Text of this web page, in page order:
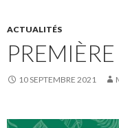
ACTUALITÉS
10 SEPTEMBRE 2021